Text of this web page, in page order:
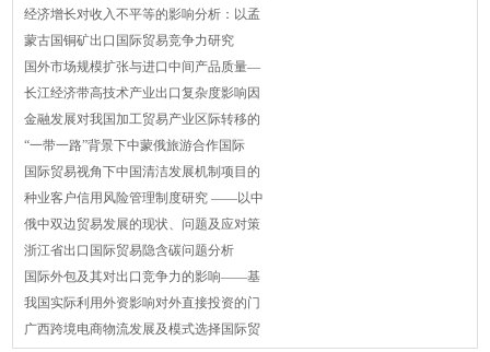
经济增长对收入不平等的影响分析：以孟
蒙古国铜矿出口国际贸易竞争力研究
国外市场规模扩张与进口中间产品质量—
长江经济带高技术产业出口复杂度影响因
金融发展对我国加工贸易产业区际转移的
“一带一路”背景下中蒙俄旅游合作国际
国际贸易视角下中国清洁发展机制项目的
种业客户信用风险管理制度研究 ——以中
俄中双边贸易发展的现状、问题及应对策
浙江省出口国际贸易隐含碳问题分析
国际外包及其对出口竞争力的影响——基
我国实际利用外资影响对外直接投资的门
广西跨境电商物流发展及模式选择国际贸